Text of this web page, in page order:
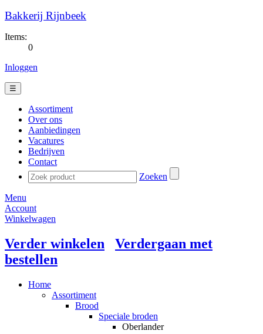
Bakkerij Rijnbeek
Items:
0
Inloggen
☰
Assortiment
Over ons
Aanbiedingen
Vacatures
Bedrijven
Contact
Zoeken
Menu
Account
Winkelwagen
Verder winkelen
Verdergaan met
bestellen
Home
Assortiment
Brood
Speciale broden
Oberlander